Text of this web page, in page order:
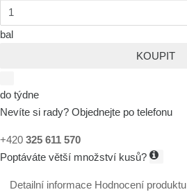
bal
KOUPIT
do týdne
Nevíte si rady? Objednejte po telefonu
+420 325 611 570
Poptáváte větší množství kusů?
Detailní informace Hodnocení produktu